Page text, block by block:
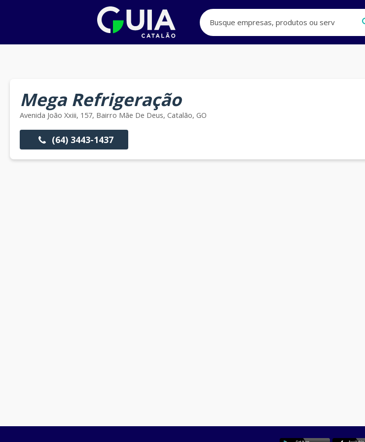
Mega Refrigeração
Avenida João Xxiii, 157, Bairro Mãe De Deus, Catalão, GO
(64) 3443-1437